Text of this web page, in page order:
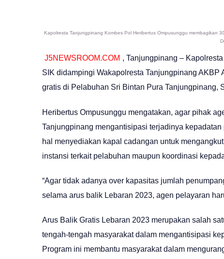
Kapolresta Tanjungpinang Kombes Pol Heribertus Ompusunggu membagikan
J5NEWSROOM.COM , Tanjungpinang –
SIK didampingi Wakapolresta Tanjungpinang
gratis di Pelabuhan Sri Bintan Pura Tanjungpinang,
Heribertus Ompusunggu mengatakan, agar pihak
Tanjungpinang mengantisipasi terjadinya
hal menyediakan kapal cadangan untuk
instansi terkait pelabuhan maupun koordinasi
“Agar tidak adanya over kapasitas jumlah
selama arus balik Lebaran 2023, agen pelayaran
Arus Balik Gratis Lebaran 2023 merupakan salah
tengah-tengah masyarakat dalam mengantisipasi
Program ini membantu masyarakat dalam